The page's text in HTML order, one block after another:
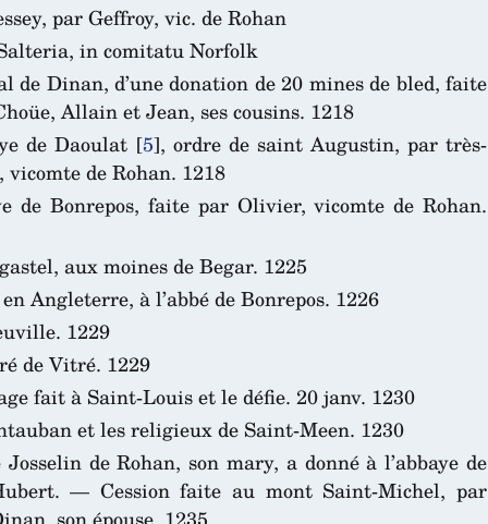
par Geffroy, vic. de Rohan
in comitatu Norfolk
de Dinan, d’une donation de 20 mines de bled, faite
Allain et Jean, ses cousins. 1218
de Daoulat [5], ordre de saint Augustin, par très-
de Rohan. 1218
de Bonrepos, faite par Olivier, vicomte de Rohan.
aux moines de Begar. 1225
Angleterre, à l’abbé de Bonrepos. 1226
1229
de Vitré. 1229
fait à Saint-Louis et le défie. 20 janv. 1230
et les religieux de Saint-Meen. 1230
de Rohan, son mary, a donné à l’abbaye de
— Cession faite au mont Saint-Michel, par